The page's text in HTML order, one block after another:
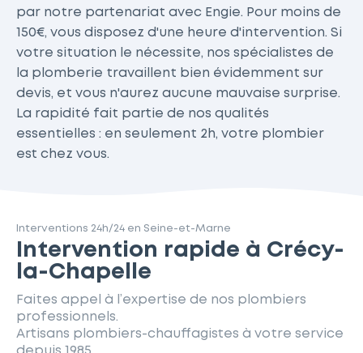
par notre partenariat avec Engie. Pour moins de
150€, vous disposez d'une heure d'intervention. Si
votre situation le nécessite, nos spécialistes de
la plomberie travaillent bien évidemment sur
devis, et vous n'aurez aucune mauvaise surprise.
La rapidité fait partie de nos qualités
essentielles : en seulement 2h, votre plombier
est chez vous.
Interventions 24h/24 en Seine-et-Marne
Intervention rapide à Crécy-
la-Chapelle
Faites appel à l’expertise de nos plombiers
professionnels.
Artisans plombiers-chauffagistes à votre service